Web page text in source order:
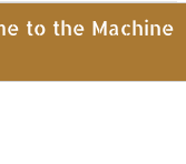
to the Machine